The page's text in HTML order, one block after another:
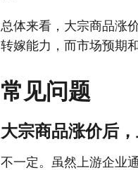
总体来看，大宗商品涨
转嫁能力，而市场预期
常见问题
大宗商品涨价后
不一定。虽然上游企业